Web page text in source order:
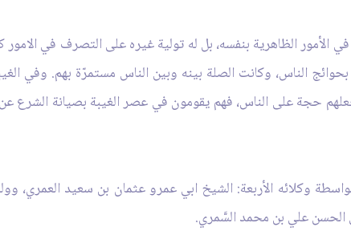
الظاهرية بنفسه، بل له تولية غيره على التصرف في الامور
الناس، وكانت الصلة بينه وبين الناس مستمرّة بهم. وفي
حجة على الناس، فهم يقومون في عصر الغيبة بصيانة الشرع
وكلائه الأربعة: الشيخ ابي عمرو عثمان بن سعيد العمري،
الحسن علي بن محمد السَّمري.